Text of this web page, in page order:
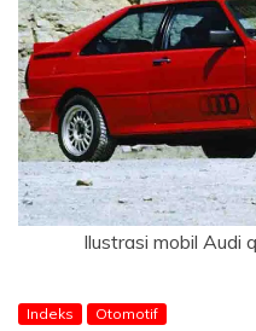
Ilustrasi mobil Audi
Indeks Otomotif